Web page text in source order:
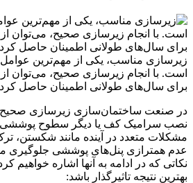
زیرسازی مناسب، یکی از مهم‌ترین
است. با انجام زیرسازی صحیح، می‌توان
برای سال‌های طولانی اطمینان حاصل
در صنعت ساختمان‌سازی زیرسازی
نصب سرامیک کف یا دیگر سطوح پوششی
مشکلات متعدد در آینده مانند شکستن،
عدم همترازی پنل‌های پوششی جلوگیری
نکاتی که در ادامه به آنها اشاره خواهیم
بهترین نتیجه تاثیرگذار باشد: